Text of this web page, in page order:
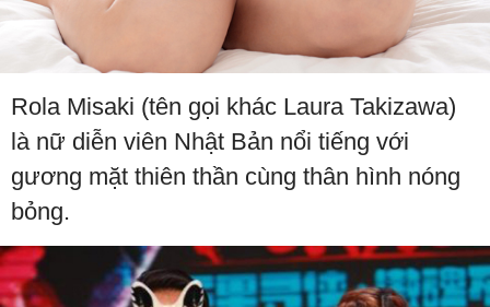
Rola Misaki (tên gọi khác Laura Takizawa)
là nữ diễn viên Nhật Bản nổi tiếng với
gương mặt thiên thần cùng thân hình nóng
bỏng.